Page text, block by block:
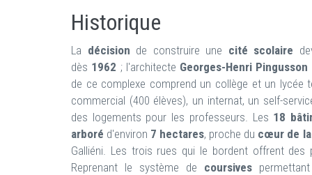
Historique
La décision de construire une cité scolaire
dès 1962 ; l'architecte Georges-Henri Pingusson
de ce complexe comprend un collège et un lycée
commercial (400 élèves), un internat, un self-
des logements pour les professeurs. Les 18
arboré d'environ 7 hectares, proche du cœur de
Galliéni. Les trois rues qui le bordent offrent
Reprenant le système de coursives